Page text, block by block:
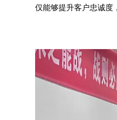
仅能够提升客户忠诚度